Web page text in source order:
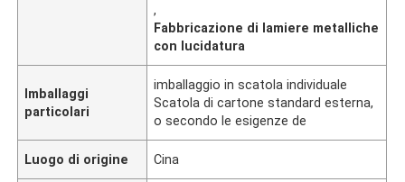
,
Fabbricazione di lamiere metalliche
con lucidatura
Imballaggi
particolari
imballaggio in scatola individuale
Scatola di cartone standard esterna,
o secondo le esigenze de
Luogo di origine Cina